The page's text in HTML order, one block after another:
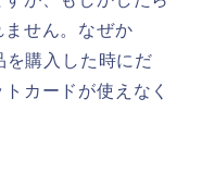
せん。なぜか
購入した時にだ
カードが使えなく